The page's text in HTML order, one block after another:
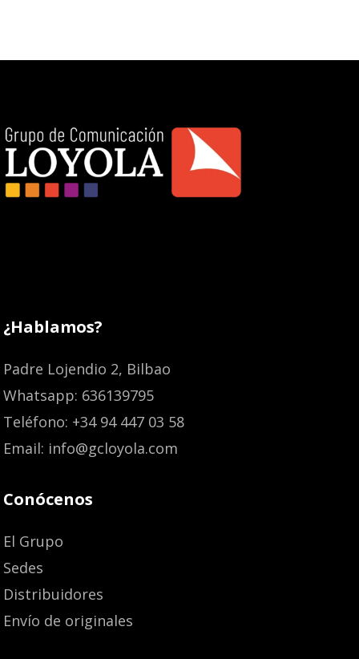
¿Hablamos?
Padre Lojendio 2, Bilbao
Whatsapp: 636139795
Teléfono: +34 94 447 03 58
Email: info@gcloyola.com
Conócenos
El Grupo
Sedes
Distribuidores
Envío de originales